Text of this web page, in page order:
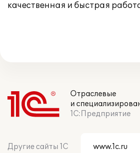
качественная и быстрая
Отраслевые
и
1С:Предприятие
Другие сайты 1С